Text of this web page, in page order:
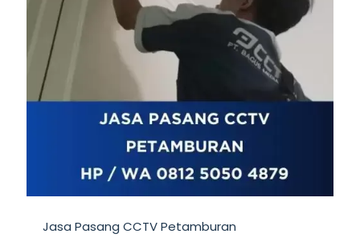
Jasa Pasang CCTV Petamburan